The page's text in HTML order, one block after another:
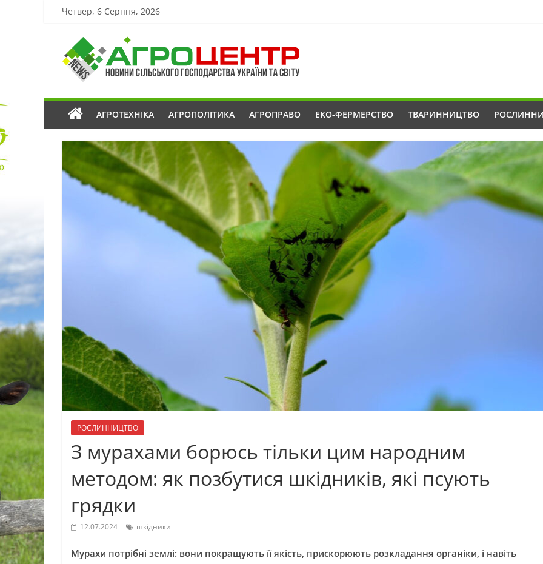
Четвер, 6 Серпня, 2026
АГРОТЕХНІКА АГРОПОЛІТИКА АГРОПРАВО ЕКО-ФЕРМЕРСТВО ТВАРИННИЦТВО
РОСЛИННИЦТВО
З мурахами борюсь тільки цим народним
методом: як позбутися шкідників, які псують
грядки
12.07.2024 шкідники
Мурахи потрібні землі: вони покращують її якість, прискорюють розкладання органіки, і навіть